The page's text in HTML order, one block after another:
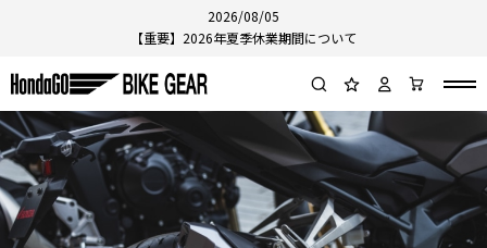
2026/08/05
【重要】2026年夏季休業期間について